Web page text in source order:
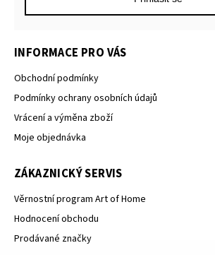
INFORMACE PRO VÁS
Obchodní podmínky
Podmínky ochrany osobních údajů
Vrácení a výměna zboží
Moje objednávka
ZÁKAZNICKÝ SERVIS
Věrnostní program Art of Home
Hodnocení obchodu
Prodávané značky